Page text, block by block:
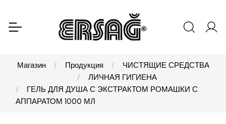
Магазин Продукция
ЧИСТЯЩИЕ СРЕДСТВА
ЛИЧНАЯ ГИГИЕНА
ГЕЛЬ ДЛЯ ДУША С ЭКСТРАКТОМ РОМАШКИ С
АППАРАТОМ 1000 МЛ